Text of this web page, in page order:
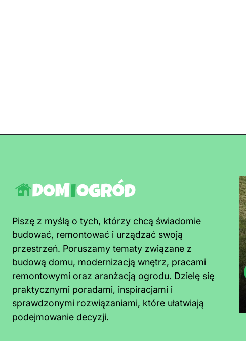
Piszę z myślą o tych, którzy chcą świadomie
budować, remontować i urządzać swoją
przestrzeń. Poruszamy tematy związane z
budową domu, modernizacją wnętrz, pracami
remontowymi oraz aranżacją ogrodu. Dzielę się
praktycznymi poradami, inspiracjami i
sprawdzonymi rozwiązaniami, które ułatwiają
podejmowanie decyzji.
Jak pozbyć się pleśni z sufitu łazienki —